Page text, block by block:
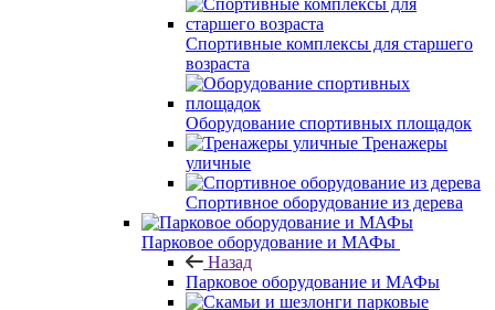
Спортивные комплексы для старшего
возраста
Оборудование спортивных площадок
Тренажеры
уличные
Спортивное оборудование из дерева
Парковое оборудование и МАФы
Назад
Парковое оборудование и МАФы